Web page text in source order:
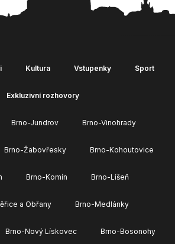
Kultura Vstupenky Sport
Exkluzivní rozhovory
Brno-Jundrov Brno-Vinohrady
Brno-Žabovřesky Brno-Kohoutovice
Brno-Komín Brno-Líšeň
a Obřany Brno-Medlánky
Brno-Nový Lískovec Brno-Bosonohy